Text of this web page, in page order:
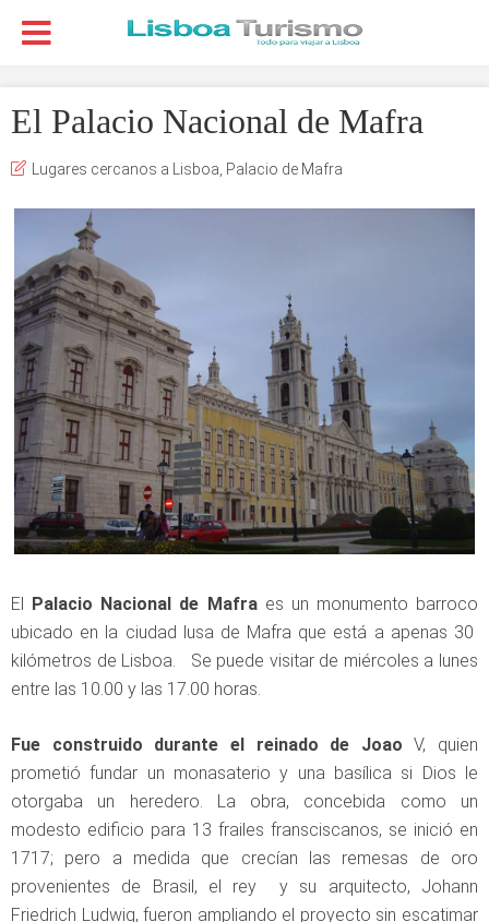
El Palacio Nacional de Mafra
Lugares cercanos a Lisboa Palacio de Mafra
El Palacio Nacional de Mafraes un monumento barroco
ubicado en la ciudad lusa de Mafra que está a apenas 30
kilómetros de Lisboa. Se puede visitar de miércoles a lunes
entre las 10.00 y las 17.00 horas.
Fue construido durante el reinado de Joao V, quien
prometió fundar un monasaterio y una basílica si Dios le
otorgaba un heredero. La obra, concebida como un
modesto edificio para 13 frailes fransciscanos, se inició en
1717; pero a medida que crecían las remesas de oro
provenientes de Brasil, el rey y su arquitecto, Johann
Friedrich Ludwig, fueron ampliando el proyecto sin escatimar